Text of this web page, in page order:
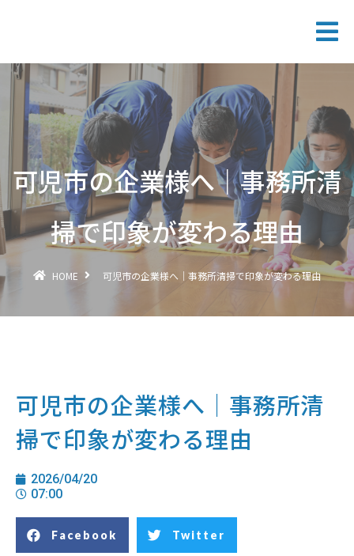
可児市の企業様へ｜事務所清
掃で印象が変わる理由
HOME 可児市の企業様へ｜事務所清掃で印象が変わる理由
可児市の企業様へ｜事務所清
掃で印象が変わる理由
2026/04/20
07:00
Facebook Twitter